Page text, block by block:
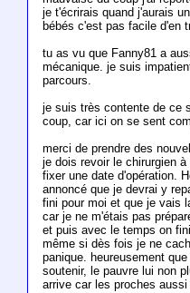
je t'écrirais quand j'aurais
bébés c'est pas facile d'en
tu as vu que Fanny81 a
mécanique. je suis
parcours.
je suis très contente de ce
coup, car ici on se sent
merci de prendre des
je dois revoir le chirurgien
fixer une date d'opération.
annoncé que je devrai y
fini pour moi et que je vais
car je ne m'étais pas
et puis avec le temps on
même si dès fois je ne
panique. heureusement
soutenir, le pauvre lui non
arrive car les proches